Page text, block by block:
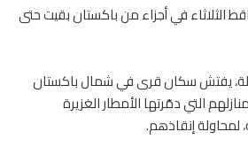
الثلاثاء في أجزاء من باكستان بقيت حتى
يفتش سكان قرى في شمال باكستان
التي دمّرتها الأمطار الغزيرة
لمحاولة إنقاذهم.